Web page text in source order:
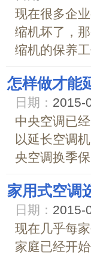
现在很多企
缩机坏了，
缩机的保养
怎样做才能
日期： 2015-
中央空调已
以延长空调
央空调换季
家用式空调
日期： 2015-
现在几乎每
家庭已经开